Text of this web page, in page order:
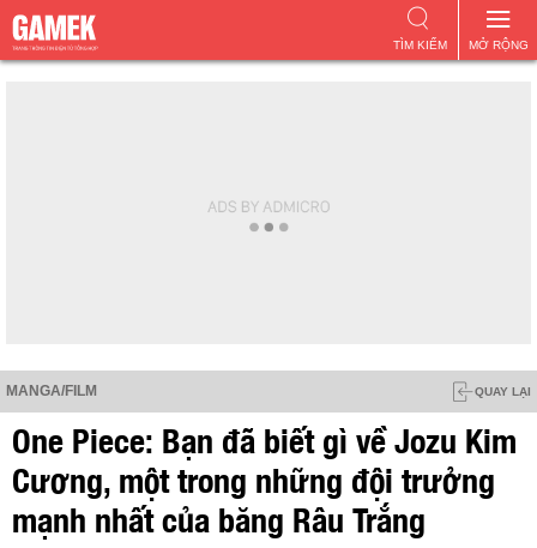
MỞ RỘNG
TÌM KIẾM
MANGA/FILM QUAY LẠI
One Piece: Bạn đã biết gì về Jozu Kim
Cương, một trong những đội trưởng
mạnh nhất của băng Râu Trắng